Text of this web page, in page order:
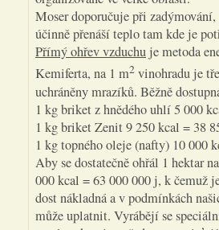
Moser doporučuje při
účinně přenáší teplo tam kde je
Přímý ohřev vzduchu je metoda
Kemiferta, na 1 m2 vinohradu je
uchráněny mrazíků. Běžně
1 kg briket z hnědého uhlí 5 000
1 kg briket Zenit 9 250 kcal = 38
1 kg topného oleje (nafty) 10 000
Aby se dostatečně ohřál 1 hektar
000 kcal = 63 000 000 j, k čemuž
dost nákladná a v podmínkách
může uplatnit. Vyrábějí se